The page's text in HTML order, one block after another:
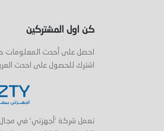
كن اول المشتركين
احصل على أحدث المعلومات
اشترك للحصول على احدث
تعمل شركة 'أجهزتي' في مجال